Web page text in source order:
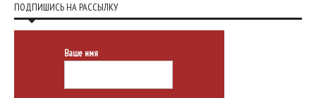
ПОДПИШИСЬ НА РАССЫЛКУ
Ваше имя